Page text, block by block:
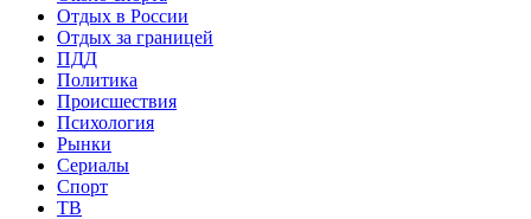
Отдых в России
Отдых за границей
ПДД
Политика
Происшествия
Психология
Рынки
Сериалы
Спорт
ТВ